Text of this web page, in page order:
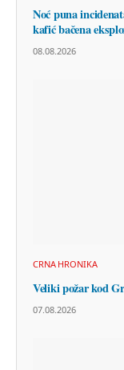
Noć puna
kafić bačena
08.08.2026
CRNA HRONIKA
Veliki požar kod
07.08.2026